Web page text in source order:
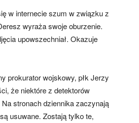
w internecie szum w związku z
wyraża swoje oburzenie.
upowszechniał. Okazuje
prokurator wojskowy, płk Jerzy
że niektóre z detektorów
stronach dziennika zaczynają
usuwane. Zostają tylko te,